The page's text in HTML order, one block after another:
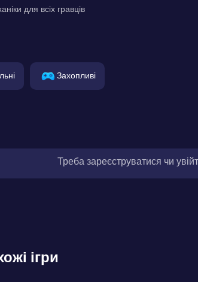
для всіх гравців
Захопливі
Треба зареєструватися чи
ігри